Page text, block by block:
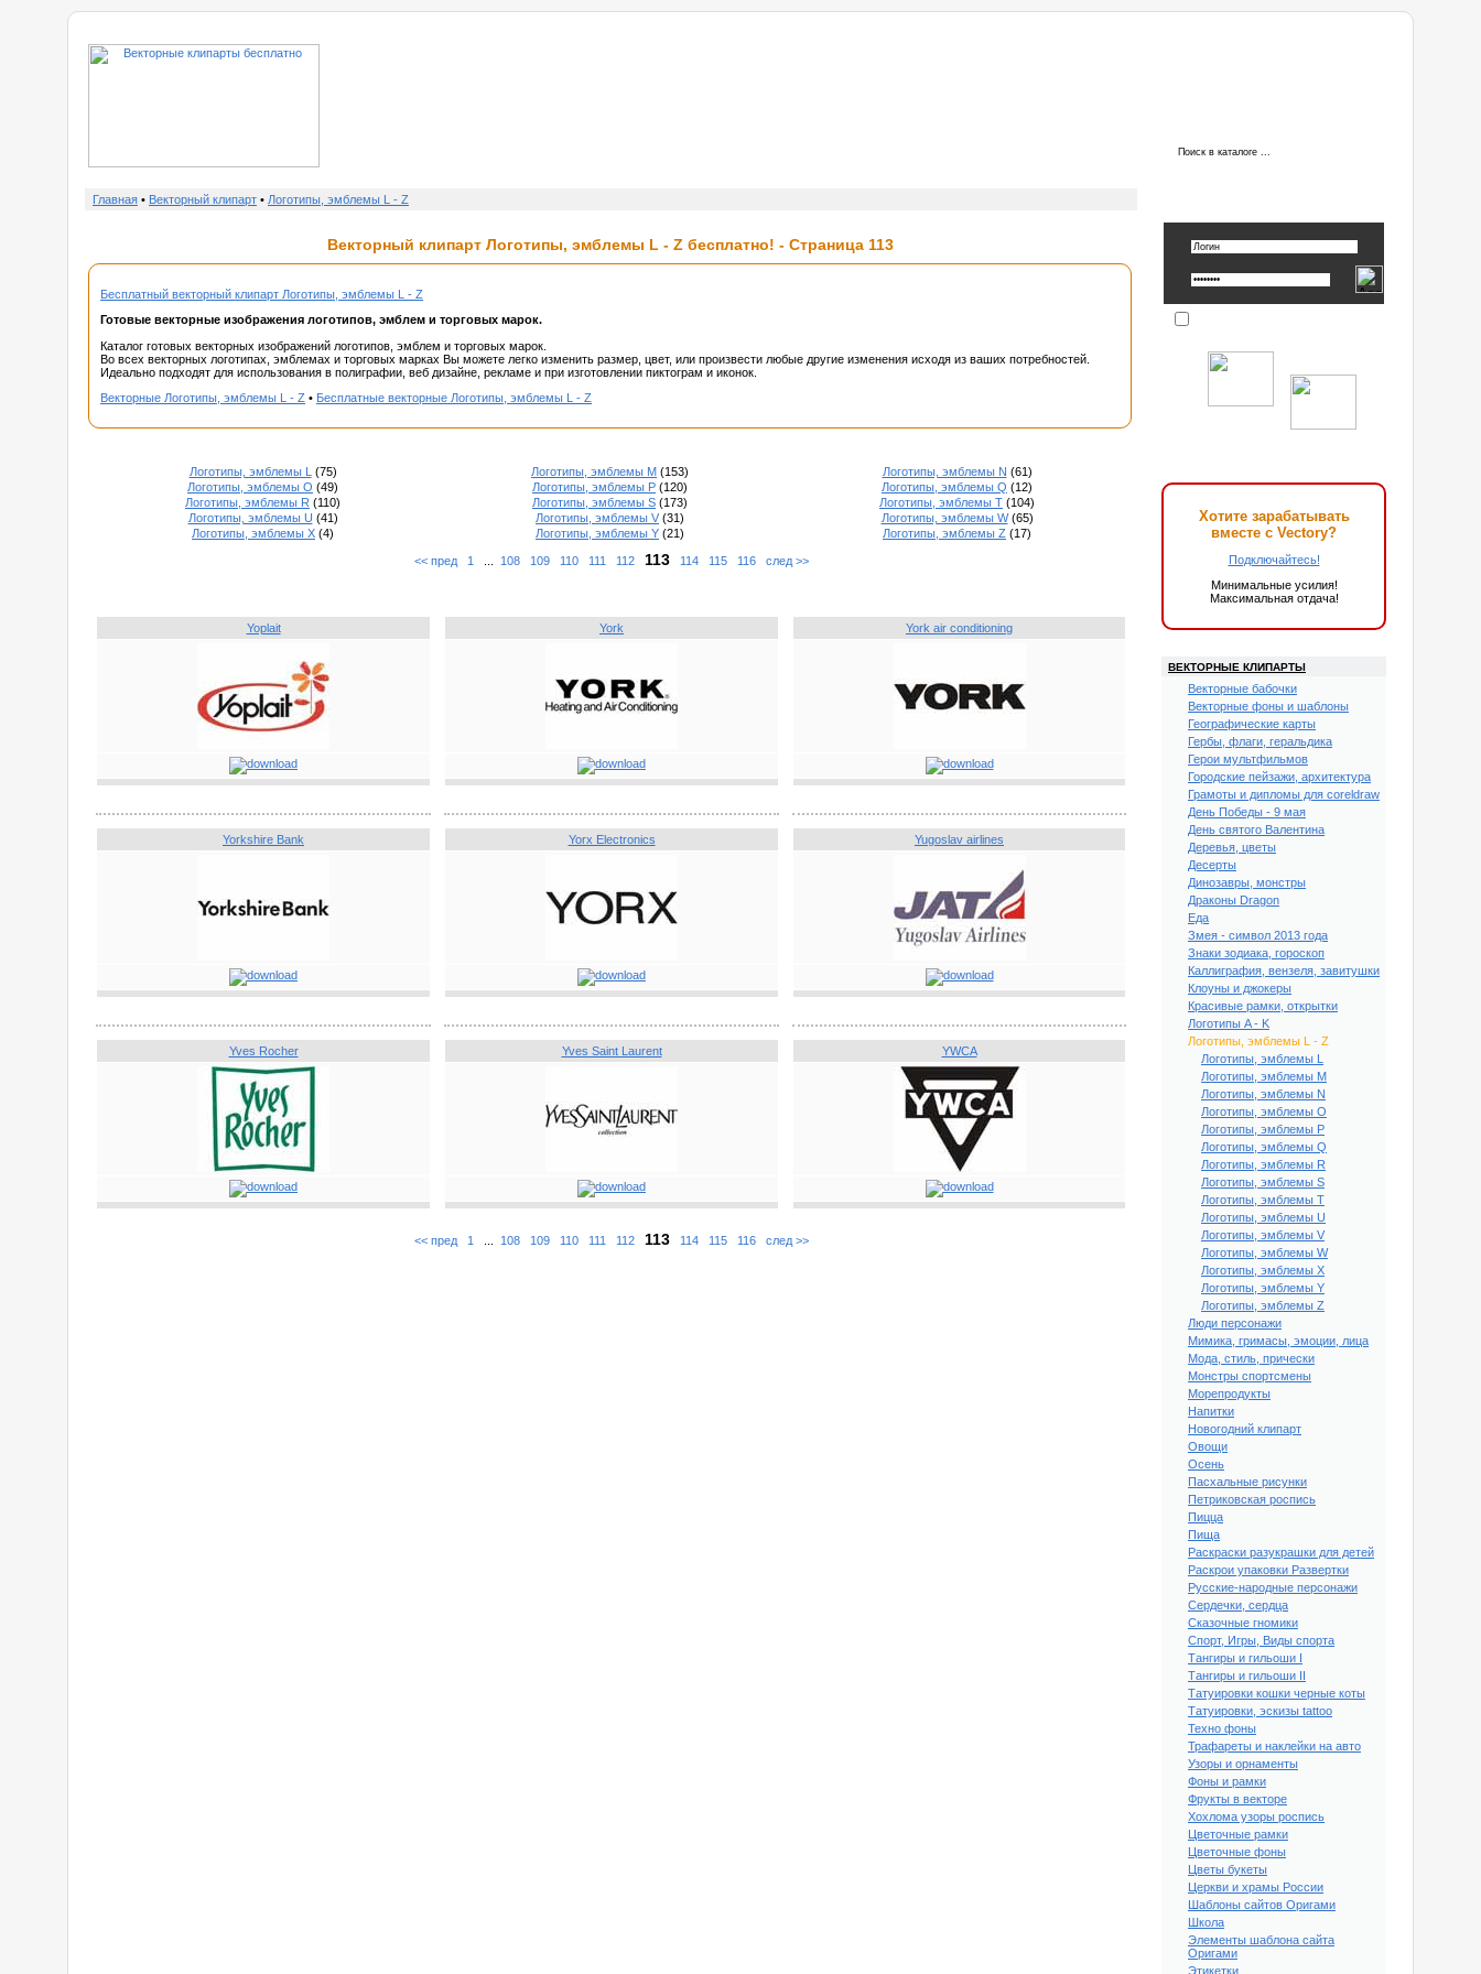
Главная • Векторный клипарт • Логотипы, эмблемы L - Z
Векторный клипарт Логотипы, эмблемы L - Z бесплатно! - Страница 113
Бесплатный векторный клипарт Логотипы, эмблемы L - Z
Готовые векторные изображения логотипов, эмблем и торговых марок.
Каталог готовых векторных изображений логотипов, эмблем и торговых марок.
Во всех векторных логотипах, эмблемах и торговых марках Вы можете легко изменить размер, цвет, или произвести любые другие изменения исходя из ваших потребностей.
Идеально подходят для использования в полиграфии, веб дизайне, рекламе и при изготовлении пиктограм и иконок.
Векторные Логотипы, эмблемы L - Z • Бесплатные векторные Логотипы, эмблемы L - Z
Логотипы, эмблемы L (75) Логотипы, эмблемы M (153) Логотипы, эмблемы N (61)
Логотипы, эмблемы O (49) Логотипы, эмблемы P (120) Логотипы, эмблемы Q (12)
Логотипы, эмблемы R (110) Логотипы, эмблемы S (173) Логотипы, эмблемы T (104)
Логотипы, эмблемы U (41) Логотипы, эмблемы V (31) Логотипы, эмблемы W(65)
Логотипы, эмблемы X (4) Логотипы, эмблемы Y (21) Логотипы, эмблемы Z (17)
<< пред 1 108 109 110 111 112 113 114 115 116 след >>
Yoplait York York air conditioning
Yorkshire Bank Yorx Electronics Yugoslav airlines
Yves Rocher Yves Saint Laurent YWCA
<< пред 1 108 109 110 111 112 113 114 115 116 след >>
Хотите зарабатывать
вместе с Vectory?
Подключайтесь!
Минимальные усилия!
Максимальная отдача!
ВЕКТОРНЫЕ КЛИПАРТЫ
Векторные бабочки
Векторные фоны и шаблоны
Географические карты
Гербы, флаги, геральдика
Герои мультфильмов
Городские пейзажи, архитектура
Грамоты и дипломы для coreldraw
День Победы - 9 мая
День святого Валентина
Деревья, цветы
Десерты
Динозавры, монстры
Драконы Dragon
Еда
Змея - символ 2013 года
Знаки зодиака, гороскоп
Каллиграфия, вензеля, завитушки
Клоуны и джокеры
Красивые рамки, открытки
Логотипы A - K
Логотипы, эмблемы L - Z
Логотипы, эмблемы L
Логотипы, эмблемы M
Логотипы, эмблемы N
Логотипы, эмблемы O
Логотипы, эмблемы P
Логотипы, эмблемы Q
Логотипы, эмблемы R
Логотипы, эмблемы S
Логотипы, эмблемы T
Логотипы, эмблемы U
Логотипы, эмблемы V
Логотипы, эмблемы W
Логотипы, эмблемы X
Логотипы, эмблемы Y
Логотипы, эмблемы Z
Люди персонажи
Мимика, гримасы, эмоции, лица
Мода, стиль, прически
Монстры спортсмены
Морепродукты
Напитки
Новогодний клипарт
Овощи
Осень
Пасхальные рисунки
Петриковская роспись
Пицца
Пища
Раскраски разукрашки для детей
Раскрои упаковки Развертки
Русские-народные персонажи
Сердечки, сердца
Сказочные гномики
Спорт, Игры, Виды спорта
Тангиры и гильоши I
Тангиры и гильоши II
Татуировки кошки черные коты
Татуировки, эскизы tattoo
Техно фоны
Трафареты и наклейки на авто
Узоры и орнаменты
Фоны и рамки
Фрукты в векторе
Хохлома узоры роспись
Цветочные рамки
Цветочные фоны
Цветы букеты
Церкви и храмы России
Шаблоны сайтов Оригами
Школа
Элементы шаблона сайта
Оригами
Этикетки